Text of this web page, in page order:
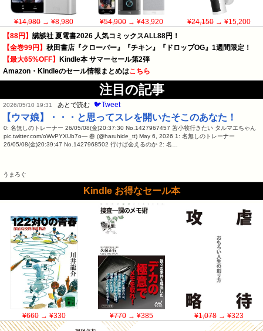
¥14,980→ ¥8,980 ¥54,900→ ¥43,920 ¥24,150→ ¥15,200
【88円】 講談社 夏電書2026 人気コミックスALL88円！
【全巻99円】 秋田書店『クローバー』『チキン』『ドロップOG』1週間限定！
【最大65%OFF】 Kindle本 サマーセール第2弾
Amazon・Kindleのセール情報まとめはこちら
注目の記事
2026/05/10 19:31 あとで読む 🐦Tweet
【ウマ娘】・・・と思ってスレを開いたそこのあなた！
0: 名無しのトレーナー 26/05/08(金)20:37:30 No.1427967457 苫小牧行きたい タルマエちゃん
pic.twitter.com/oWvPYXUb7o— 春 (@haruhide_tt) May 6, 2026 1: 名無しのトレーナー
26/05/08(金)20:39:47 No.1427968502 行けば会えるのか 2: 名…
うまろぐ
Kindle お得なセール本
¥660→ ¥330 ¥770→ ¥385 ¥1,078→ ¥323